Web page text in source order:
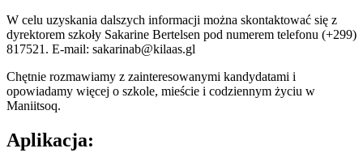
W celu uzyskania dalszych informacji można skontaktować się z
dyrektorem szkoły Sakarine Bertelsen pod numerem telefonu (+299)
817521. E-mail: sakarinab@kilaas.gl
Chętnie rozmawiamy z zainteresowanymi kandydatami i
opowiadamy więcej o szkole, mieście i codziennym życiu w
Maniitsoq.
Aplikacja: